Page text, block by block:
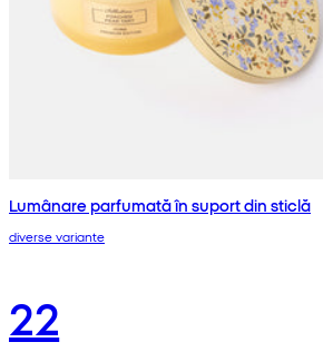
Lumânare parfumată în suport din sticlă
diverse variante
22